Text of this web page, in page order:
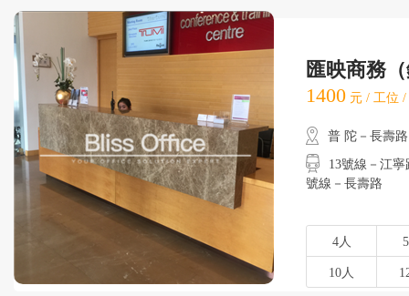
匯映商務
1400 元 / 工位
普 陀－長壽路
13號線－江寧路
號線－長壽路
4人
10人